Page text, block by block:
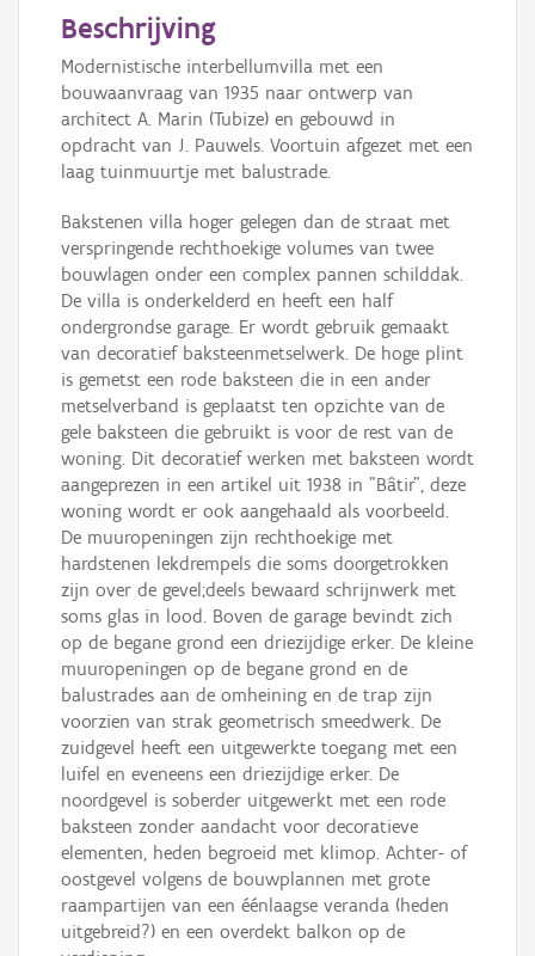
Beschrijving
Modernistische interbellumvilla met een
bouwaanvraag van 1935 naar ontwerp van
architect A. Marin (Tubize) en gebouwd in
opdracht van J. Pauwels. Voortuin afgezet met een
laag tuinmuurtje met balustrade.
Bakstenen villa hoger gelegen dan de straat met
verspringende rechthoekige volumes van twee
bouwlagen onder een complex pannen schilddak.
De villa is onderkelderd en heeft een half
ondergrondse garage. Er wordt gebruik gemaakt
van decoratief baksteenmetselwerk. De hoge plint
is gemetst een rode baksteen die in een ander
metselverband is geplaatst ten opzichte van de
gele baksteen die gebruikt is voor de rest van de
woning. Dit decoratief werken met baksteen wordt
aangeprezen in een artikel uit 1938 in "Bâtir", deze
woning wordt er ook aangehaald als voorbeeld.
De muuropeningen zijn rechthoekige met
hardstenen lekdrempels die soms doorgetrokken
zijn over de gevel;deels bewaard schrijnwerk met
soms glas in lood. Boven de garage bevindt zich
op de begane grond een driezijdige erker. De kleine
muuropeningen op de begane grond en de
balustrades aan de omheining en de trap zijn
voorzien van strak geometrisch smeedwerk. De
zuidgevel heeft een uitgewerkte toegang met een
luifel en eveneens een driezijdige erker. De
noordgevel is soberder uitgewerkt met een rode
baksteen zonder aandacht voor decoratieve
elementen, heden begroeid met klimop. Achter- of
oostgevel volgens de bouwplannen met grote
raampartijen van een éénlaagse veranda (heden
uitgebreid?) en een overdekt balkon op de